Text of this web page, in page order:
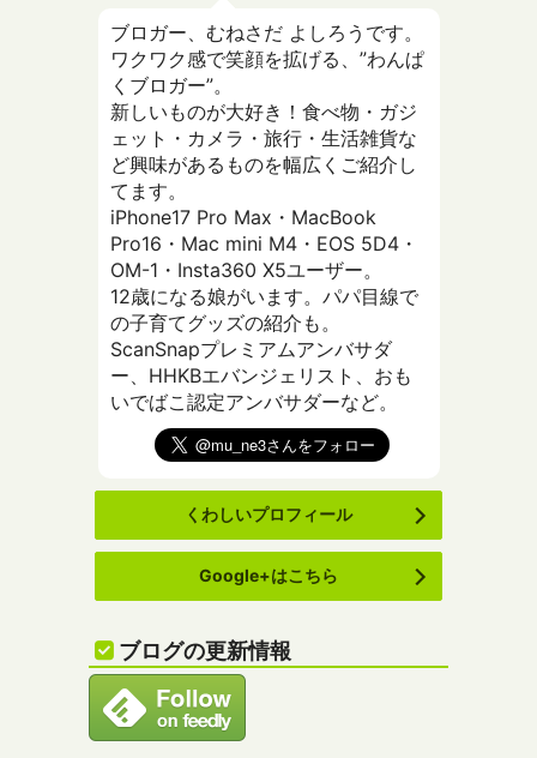
ブロガー、むねさだ よしろうです。
ワクワク感で笑顔を拡げる、”わんぱ
くブロガー”。
新しいものが大好き！食べ物・ガジ
ェット・カメラ・旅行・生活雑貨な
ど興味があるものを幅広くご紹介し
てます。
iPhone17 Pro Max・MacBook
Pro16・Mac mini M4・EOS 5D4・
OM-1・Insta360 X5ユーザー。
12歳になる娘がいます。パパ目線で
の子育てグッズの紹介も。
ScanSnapプレミアムアンバサダ
ー、HHKBエバンジェリスト、おも
いでばこ認定アンバサダーなど。
くわしいプロフィール
Google+はこちら
ブログの更新情報